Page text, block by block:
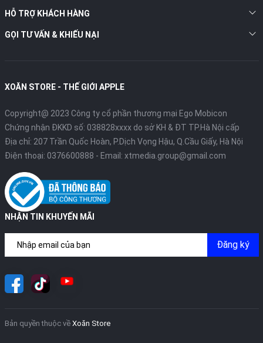
HỖ TRỢ KHÁCH HÀNG
GỌI TƯ VẤN & KHIẾU NẠI
XOĂN STORE - THẾ GIỚI APPLE
Copyright@ 2023 Công ty cổ phần thương mại Ego Mobicon
Chứng nhận ĐKKD số: 038828xxxx do sở KH & ĐT TP.Hà Nội cấp
Địa chỉ: 207 Trần Quốc Hoàn, P.Dịch Vọng Hậu, Q.Cầu Giấy, Hà Nội
Điện thoại: 0376600888 - Email: xtmedia.group@gmail.com
NHẬN TIN KHUYẾN MÃI
Đăng ký
Bản quyền thuộc về Xoăn Store